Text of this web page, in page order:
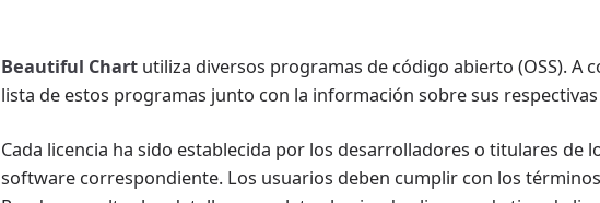
Beautiful Chart utiliza diversos programas de código abierto (OSS). A
lista de estos programas junto con la información sobre sus
Cada licencia ha sido establecida por los desarrolladores o titulares de
software correspondiente. Los usuarios deben cumplir con los